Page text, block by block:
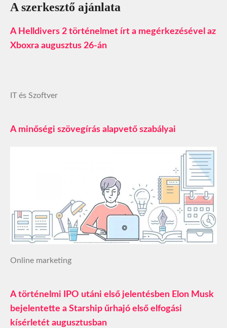
A szerkesztő ajánlata
A Helldivers 2 történelmet írt a megérkezésével az
Xboxra augusztus 26-án
IT és Szoftver
A minőségi szövegírás alapvető szabályai
Online marketing
A történelmi IPO utáni első jelentésben Elon Musk
bejelentette a Starship űrhajó első elfogási
kísérletét augusztusban